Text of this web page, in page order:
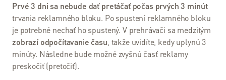
Káblová
televízia
Balíček s
Internetom
Návody
Prvé 3 dni sa nebude dať pretáčať počas prvých 3 minút
trvania reklamného bloku. Po spustení reklamného bloku
je potrebné nechať ho spustený. V prehrávači sa medzitým
zobrazí odpočítavanie času , takže uvidíte, kedy uplynú 3
minúty. Následne bude možné zvyšnú časť reklamy
preskočiť (pretočiť).